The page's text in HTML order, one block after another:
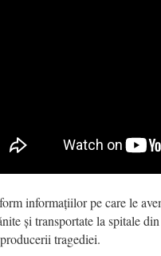
informațiilor pe care le
și transportate la spitale
tragediei.